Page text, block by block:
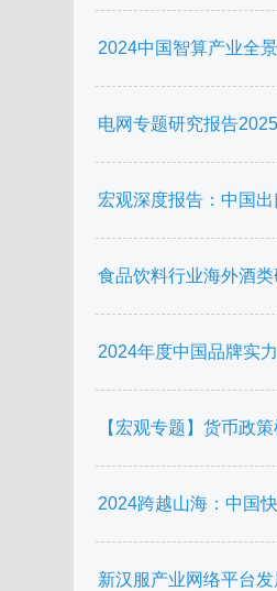
2024中国智算产业全
电网专题研究报告
宏观深度报告：中国
食品饮料行业海外酒
2024年度中国品牌实
【宏观专题】货币政
2024跨越山海：中国
新汉服产业网络平台